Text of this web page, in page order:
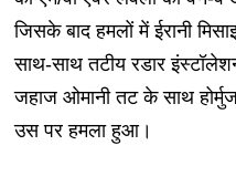
जिसके बाद हमलों में ईरानी
साथ-साथ तटीय रडार
जहाज ओमानी तट के साथ
उस पर हमला हुआ।